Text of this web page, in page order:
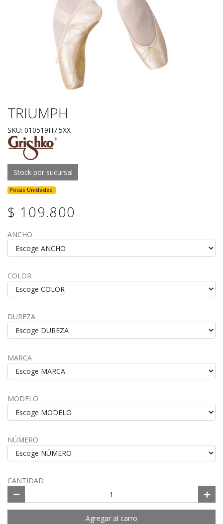
TRIUMPH
SKU: 010519H7.5XX
Stock por sucursal
Pocas Unidades.
$ 109.800
ANCHO
COLOR
DUREZA
MARCA
MODELO
NÚMERO
CANTIDAD
Agregar al carro